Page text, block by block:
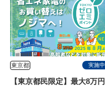
東京都 実施中
【東京都民限定】最大8万円